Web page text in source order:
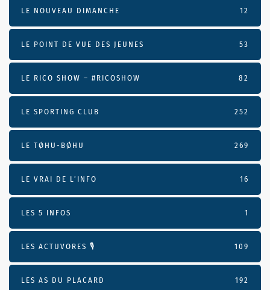
LE NOUVEAU DIMANCHE 12
LE POINT DE VUE DES JEUNES 53
LE RICO SHOW – #RICOSHOW 82
LE SPORTING CLUB 252
LE TØHU-BØHU 269
LE VRAI DE L’INFO 16
LES 5 INFOS 1
LES ACTUVORES 🎙 109
LES AS DU PLACARD 192